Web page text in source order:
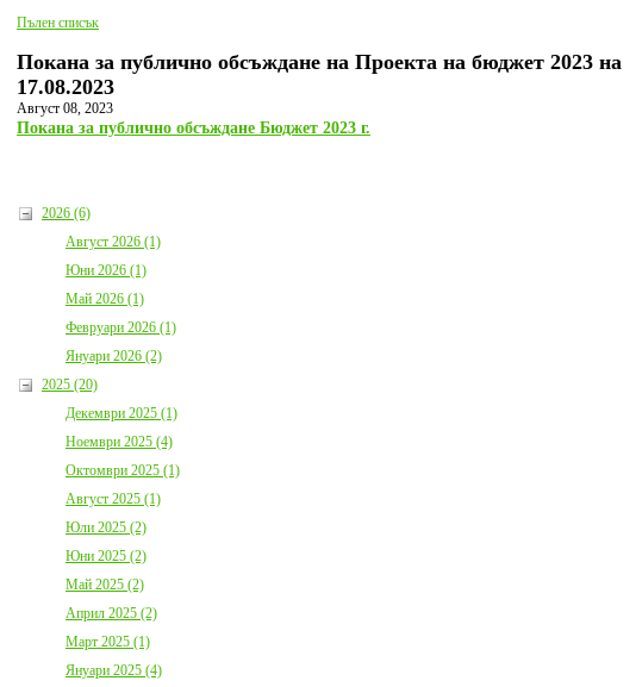
Пълен списък
Покана за публично обсъждане на Проекта на бюджет 2023 на
17.08.2023
Август 08, 2023
Покана за публично обсъждане Бюджет 2023 г.
2026 (6)
Август 2026 (1)
Юни 2026 (1)
Май 2026 (1)
Февруари 2026 (1)
Януари 2026 (2)
2025 (20)
Декември 2025 (1)
Ноември 2025 (4)
Октомври 2025 (1)
Август 2025 (1)
Юли 2025 (2)
Юни 2025 (2)
Май 2025 (2)
Април 2025 (2)
Март 2025 (1)
Януари 2025 (4)